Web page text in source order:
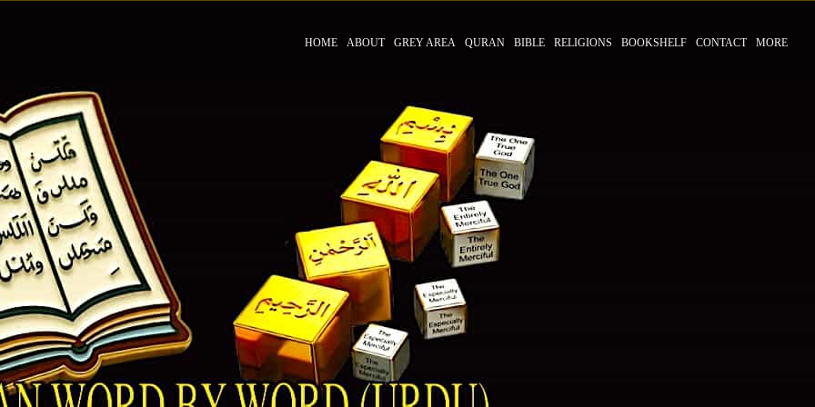
HOME ABOUT GREY AREA QURAN BIBLE RELIGIONS BOOKSHELF CONTACT MORE